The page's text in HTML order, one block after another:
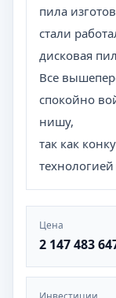
пила
стали
дисковая
Все
спокойно
нишу,
так как
Цена
2 147 483